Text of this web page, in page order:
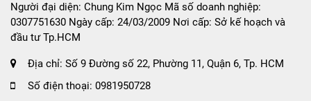
Mở máy – lắp chai tinh dầu + cho thanh bông (cotton) vào
chai
Vặn lại và gắn vào máy
Nhấn nút → bắt đầu phun
Người đại diện: Chung Kim Ngọc Mã số doanh nghiệp:
0307751630 Ngày cấp: 24/03/2009 Nơi cấp: Sở kế hoạch và
đầu tư Tp.HCM
Địa chỉ: Số 9 Đường số 22, Phường 11, Quận 6, Tp. HCM
Số điện thoại: 0981950728